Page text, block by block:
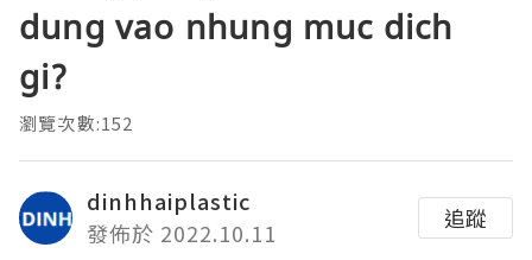
dung vao nhung muc dich
gi?
瀏覽次數:152
dinhhaiplastic
發佈於 2022.10.11
追蹤